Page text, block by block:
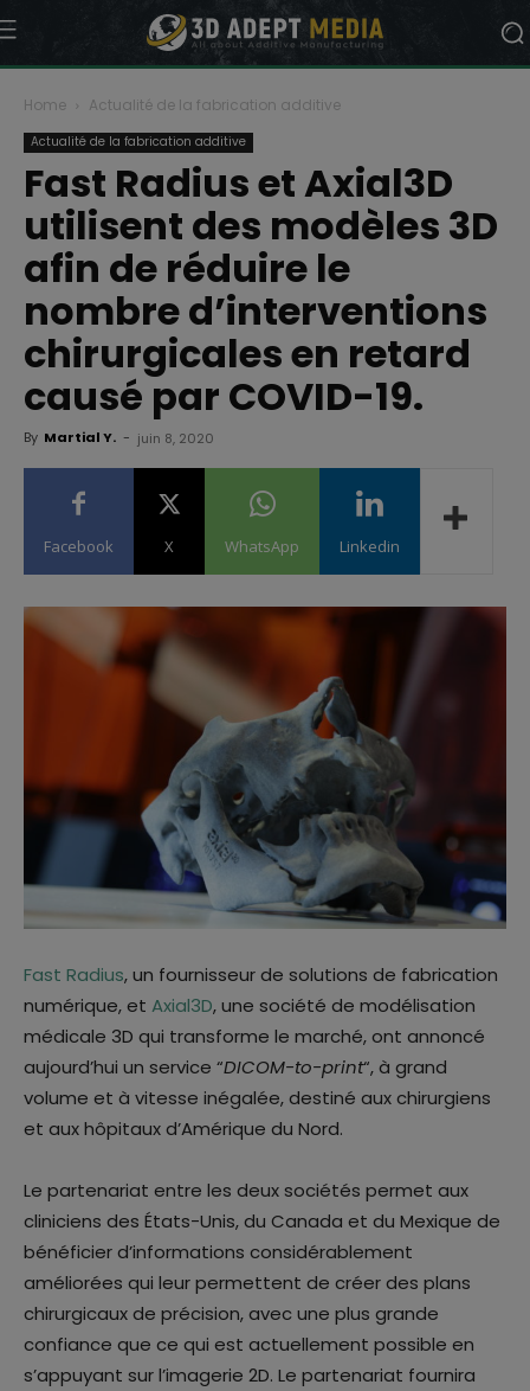
Home Actualité de la fabrication additive
Actualité de la fabrication additive
Fast Radius et Axial3D
utilisent des modèles 3D
afin de réduire le
nombre d’interventions
chirurgicales en retard
causé par COVID-19.
By Martial Y. - juin 8, 2020
Facebook X WhatsApp Linkedin
Fast Radius, un fournisseur de solutions de fabrication
numérique, et Axial3D, une société de modélisation
médicale 3D qui transforme le marché, ont annoncé
aujourd’hui un service “DICOM-to-print“, à grand
volume et à vitesse inégalée, destiné aux chirurgiens
et aux hôpitaux d’Amérique du Nord.
Le partenariat entre les deux sociétés permet aux
cliniciens des États-Unis, du Canada et du Mexique de
bénéficier d’informations considérablement
améliorées qui leur permettent de créer des plans
chirurgicaux de précision, avec une plus grande
confiance que ce qui est actuellement possible en
s’appuyant sur l’imagerie 2D. Le partenariat fournira